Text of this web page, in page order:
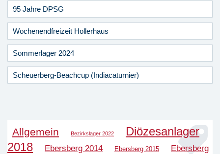
95 Jahre DPSG
Wochenendfreizeit Hollerhaus
Sommerlager 2024
Scheuerberg-Beachcup (Indiacaturnier)
Allgemein Bezirkslager 2022
Diözesanlager
2018
Ebersberg 2014 Ebersberg 2015
Ebersberg